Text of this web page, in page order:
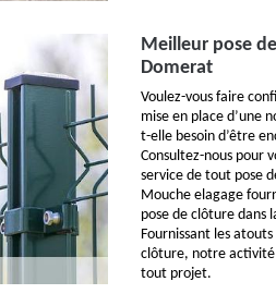
Meilleur pose
Domerat
Voulez-vous faire
mise en place d’une
t-elle besoin d’être
Consultez-nous pour
service de tout pose
Mouche elagage
pose de clôture dans
Fournissant les
clôture, notre
tout projet.